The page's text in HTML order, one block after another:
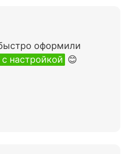
оформили
настройкой 😊